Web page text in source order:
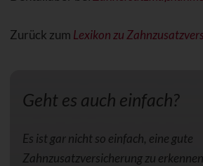
Zurück zum Lexikon zu
Geht es auch einfach?
Es ist gar nicht so einfach, eine gute
Zahnzusatzversicherung zu